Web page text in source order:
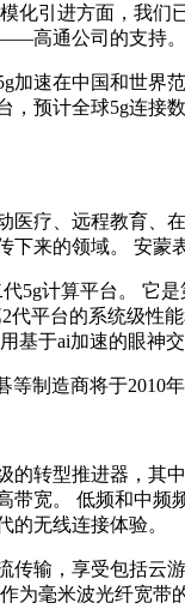
化引进方面，我们
高通公司的支持。
加速在中国和世界
，预计全球5g连接
医疗、远程教育、
下来的领域。 安蒙
5g计算平台。 它
代平台的系统级性
基于ai加速的眼神
制造商将于2010
的转型推进器，其
带宽。 低频和中
的无线连接体验。
传输，享受包括云
为毫米波光纤宽带